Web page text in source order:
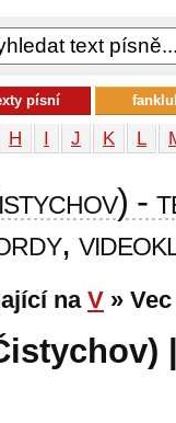
H I J K L
-
naV »
písní